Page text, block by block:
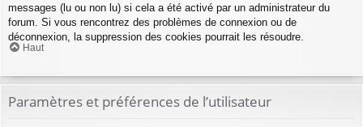
messages (lu ou non lu) si cela a été activé par un administrateur du
forum. Si vous rencontrez des problèmes de connexion ou de
déconnexion, la suppression des cookies pourrait les résoudre.
Haut
Paramètres et préférences de l’utilisateur